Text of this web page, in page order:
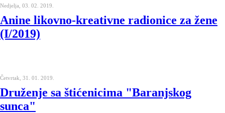
Nedjelja, 03. 02. 2019.
Anine likovno-kreativne radionice za žene
(I/2019)
Četvrtak, 31. 01. 2019.
Druženje sa štićenicima "Baranjskog
sunca"